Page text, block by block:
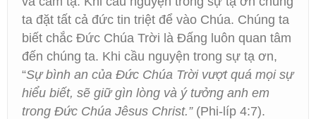
ta đặt tất cả đức tin triệt để vào Chúa. Chúng ta
biết chắc Đức Chúa Trời là Đấng luôn quan tâm
đến chúng ta. Khi cầu nguyện trong sự tạ ơn,
“Sự bình an của Đức Chúa Trời vượt quá mọi sự
hiểu biết, sẽ giữ gìn lòng và ý tưởng anh em
trong Đức Chúa Jêsus Christ.” (Phi-líp 4:7).